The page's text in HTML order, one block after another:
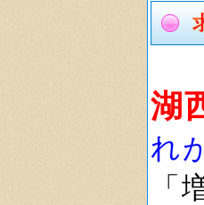
湖
れ
「